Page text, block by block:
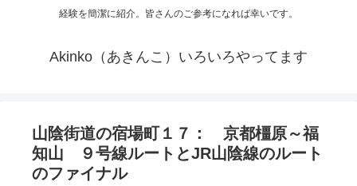
経験を簡潔に紹介。皆さんのご参考になれば幸いです。
Akinko（あきんこ）いろいろやってます
山陰街道の宿場町１７： 京都橿原～福
知山 ９号線ルートとJR山陰線のルート
のファイナル